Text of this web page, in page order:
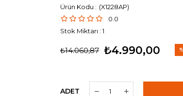
(X1228AP)
0.0
Stok Miktarı : 1
₺14.060,87 ₺4.990,00
ADET